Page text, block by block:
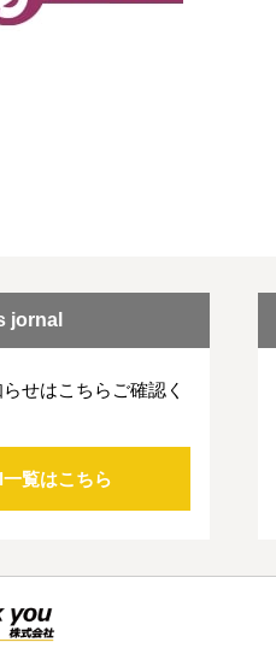
jornal
せはこちらご確認く
覧はこちら